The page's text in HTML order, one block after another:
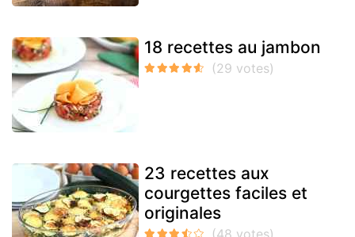
18 recettes au jambon
23 recettes aux
courgettes faciles et
originales